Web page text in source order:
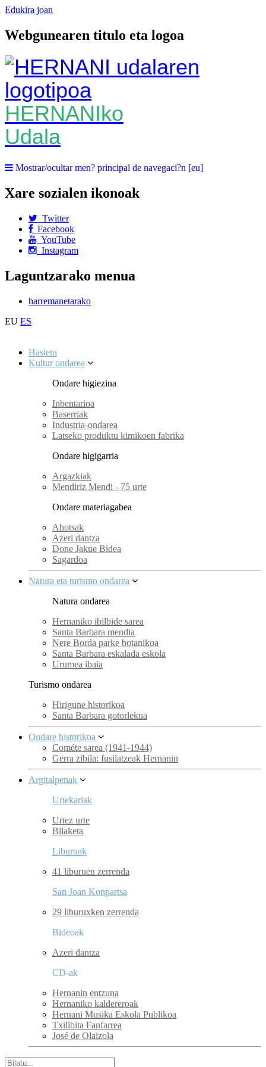
Edukira joan
Webgunearen titulo eta logoa
HERNANIko
Udala
Mostrar/ocultar men? principal de navegaci?n [eu]
Xare sozialen ikonoak
Twitter
Facebook
YouTube
Instagram
Laguntzarako menua
harremanetarako
EU ES
Hasiera
Kultur ondarea
Ondare higiezina
Inbentarioa
Baserriak
Industria-ondarea
Latseko produktu kimikoen fabrika
Ondare higigarria
Argazkiak
Mendiriz Mendi - 75 urte
Ondare materiagabea
Ahotsak
Azeri dantza
Done Jakue Bidea
Sagardoa
Natura eta turismo ondarea
Natura ondarea
Hernaniko ibilbide sarea
Santa Barbara mendia
Nere Borda parke botanikoa
Santa Barbara eskalada eskola
Urumea ibaia
Turismo ondarea
Hirigune historikoa
Santa Barbara gotorlekua
Ondare historikoa
Cométe sarea (1941-1944)
Gerra zibila: fusilatzeak Hernanin
Argitalpenak
Urtekariak
Urtez urte
Bilaketa
Liburuak
41 liburuen zerrenda
San Joan Konpartsa
29 liburuxken zerrenda
Bideoak
Azeri dantza
CD-ak
Hernanin entzuna
Hernaniko kaldereroak
Hernani Musika Eskola Publikoa
Txilibita Fanfarrea
José de Olaizola